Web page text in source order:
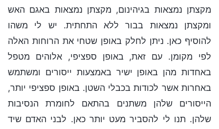
מקצתן נמצאות בגיהינום, מקצתן נמצאות באגם האש
ומקצתן נמצאות בבור ללא התחתית. יש לי משהו
להוסיף כאן. ניתן לחלק באופן שטחי את הרוחות האלה
לפי מקומן. עם זאת, באופן ספציפי, אלוהים מטפל
באחדות מהן באופן ישיר באמצעות ייסורים ומשתמש
באחרות אשר לכודות בכבלי השטן. באופן ספציפי יותר,
הייסורים שלהן משתנים בהתאם לחומרת הנסיבות
שלהן. תנו לי להסביר מעט יותר כאן. לבני האדם שיד